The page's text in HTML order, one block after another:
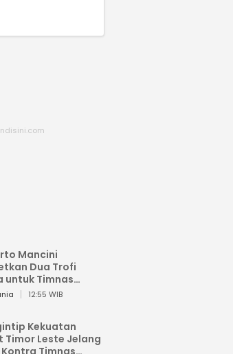
Mancini
Dua Trofi
untuk Timnas
12:55 WIB
Kekuatan
Timor Leste Jelang
Timnas